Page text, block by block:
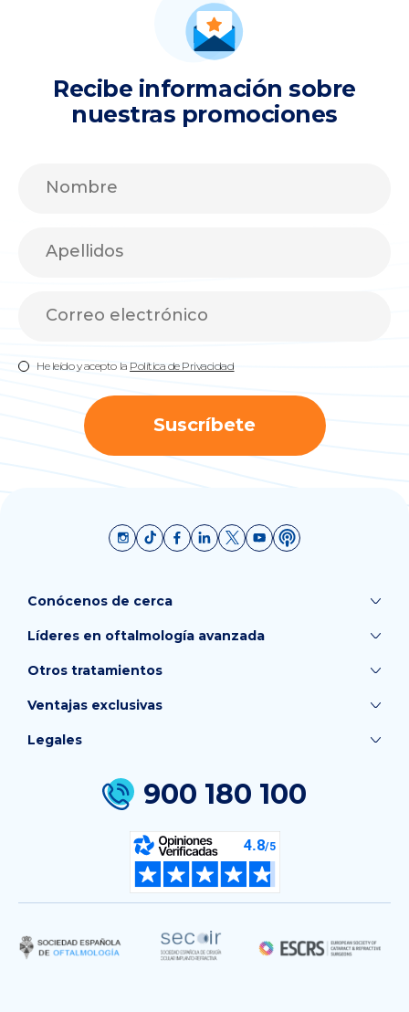
Recibe información sobre
nuestras promociones
He leído y acepto la Política de Privacidad
Suscríbete
Conócenos de cerca
Líderes en oftalmología avanzada
Otros tratamientos
Ventajas exclusivas
900 180 100
Legales